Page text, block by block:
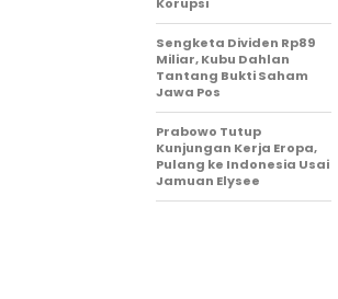
Sengketa Dividen Rp89
Miliar, Kubu Dahlan
Tantang Bukti Saham
Jawa Pos
Prabowo Tutup
Kunjungan Kerja Eropa,
Pulang ke Indonesia Usai
Jamuan Elysee